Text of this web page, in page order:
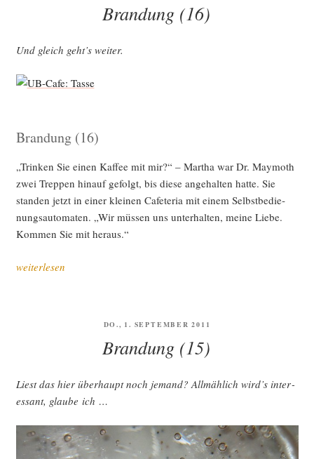
Brandung (16)
Und gleich geht’s weiter.
Brandung (16)
„Trin­ken Sie einen Kaf­fee mit mir?“ – Mar­tha war Dr. May­mo­th
zwei Trep­pen hin­auf gefolgt, bis die­se ange­hal­ten hat­te. Sie
stan­den jetzt in einer klei­nen Cafe­te­ria mit einem Selbst­be­die­
nungs­au­to­ma­ten. „Wir müs­sen uns unter­hal­ten, mei­ne Lie­be.
Kom­men Sie mit heraus.“
„Bran­
weiterlesen
VERÖFFENTLICHT
DO., 1. SEPTEMBER 2011
Brandung (15)
Liest das hier über­haupt noch jemand? All­mäh­lich wird’s inter­
es­sant, glau­be ich …